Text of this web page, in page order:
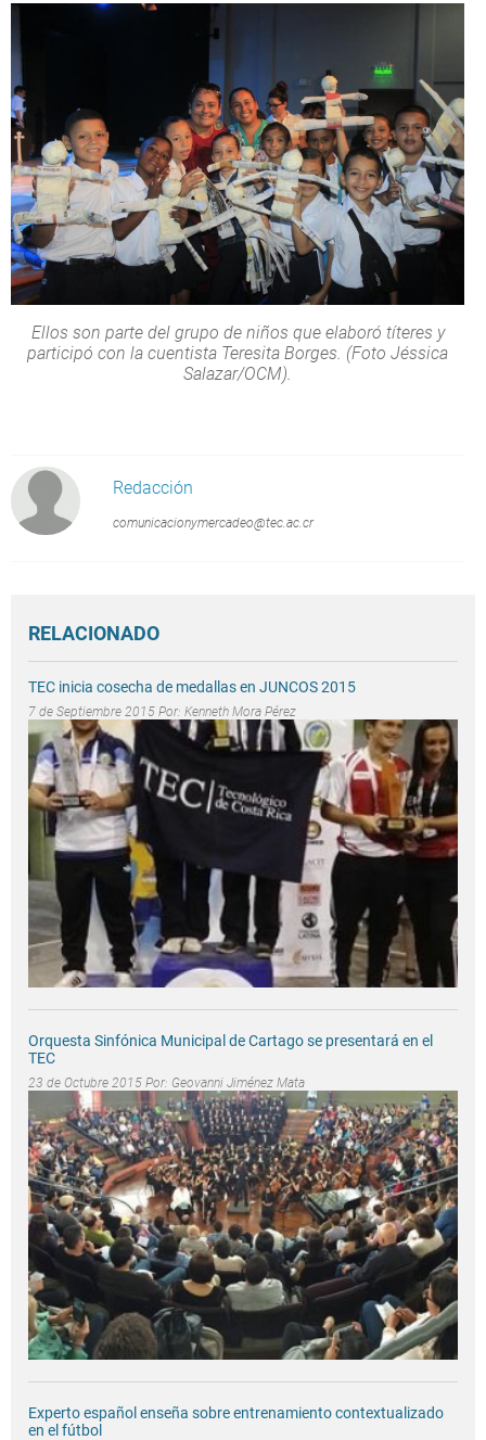
Ellos son parte del grupo de niños que elaboró títeres y
participó con la cuentista Teresita Borges. (Foto Jéssica
Salazar/OCM).
Redacción
comunicacionymercadeo@tec.ac.cr
RELACIONADO
TEC inicia cosecha de medallas en JUNCOS 2015
7 de Septiembre 2015 Por: Kenneth Mora Pérez
Orquesta Sinfónica Municipal de Cartago se presentará en el
TEC
23 de Octubre 2015 Por: Geovanni Jiménez Mata
Experto español enseña sobre entrenamiento contextualizado
en el fútbol